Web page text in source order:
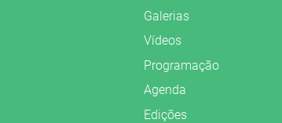
Galerias
Vídeos
Programação
Agenda
Edições